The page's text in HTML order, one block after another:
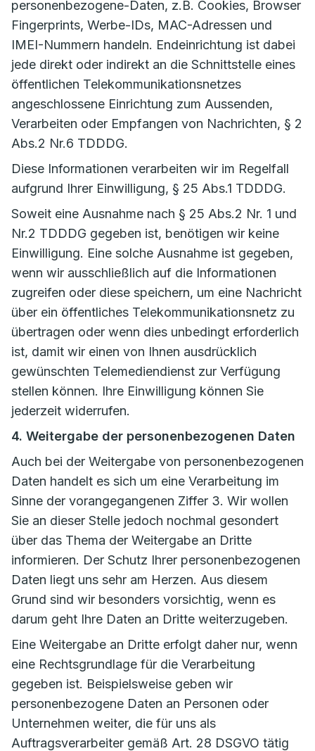
personenbezogene-Daten, z.B. Cookies, Browser
Fingerprints, Werbe-IDs, MAC-Adressen und
IMEI-Nummern handeln. Endeinrichtung ist dabei
jede direkt oder indirekt an die Schnittstelle eines
öffentlichen Telekommunikationsnetzes
angeschlossene Einrichtung zum Aussenden,
Verarbeiten oder Empfangen von Nachrichten, § 2
Abs.2 Nr.6 TDDDG.
Diese Informationen verarbeiten wir im Regelfall
aufgrund Ihrer Einwilligung, § 25 Abs.1 TDDDG.
Soweit eine Ausnahme nach § 25 Abs.2 Nr. 1 und
Nr.2 TDDDG gegeben ist, benötigen wir keine
Einwilligung. Eine solche Ausnahme ist gegeben,
wenn wir ausschließlich auf die Informationen
zugreifen oder diese speichern, um eine Nachricht
über ein öffentliches Telekommunikationsnetz zu
übertragen oder wenn dies unbedingt erforderlich
ist, damit wir einen von Ihnen ausdrücklich
gewünschten Telemediendienst zur Verfügung
stellen können. Ihre Einwilligung können Sie
jederzeit widerrufen.
4. Weitergabe der personenbezogenen Daten
Auch bei der Weitergabe von personenbezogenen
Daten handelt es sich um eine Verarbeitung im
Sinne der vorangegangenen Ziffer 3. Wir wollen
Sie an dieser Stelle jedoch nochmal gesondert
über das Thema der Weitergabe an Dritte
informieren. Der Schutz Ihrer personenbezogenen
Daten liegt uns sehr am Herzen. Aus diesem
Grund sind wir besonders vorsichtig, wenn es
darum geht Ihre Daten an Dritte weiterzugeben.
Eine Weitergabe an Dritte erfolgt daher nur, wenn
eine Rechtsgrundlage für die Verarbeitung
gegeben ist. Beispielsweise geben wir
personenbezogene Daten an Personen oder
Unternehmen weiter, die für uns als
Auftragsverarbeiter gemäß Art. 28 DSGVO tätig